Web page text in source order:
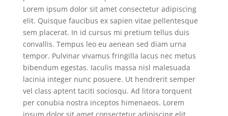
Lorem ipsum dolor sit amet consectetur adipiscing
elit. Quisque faucibus ex sapien vitae pellentesque
sem placerat. In id cursus mi pretium tellus duis
convallis. Tempus leo eu aenean sed diam urna
tempor. Pulvinar vivamus fringilla lacus nec metus
bibendum egestas. Iaculis massa nisl malesuada
lacinia integer nunc posuere. Ut hendrerit semper
vel class aptent taciti sociosqu. Ad litora torquent
per conubia nostra inceptos himenaeos. Lorem